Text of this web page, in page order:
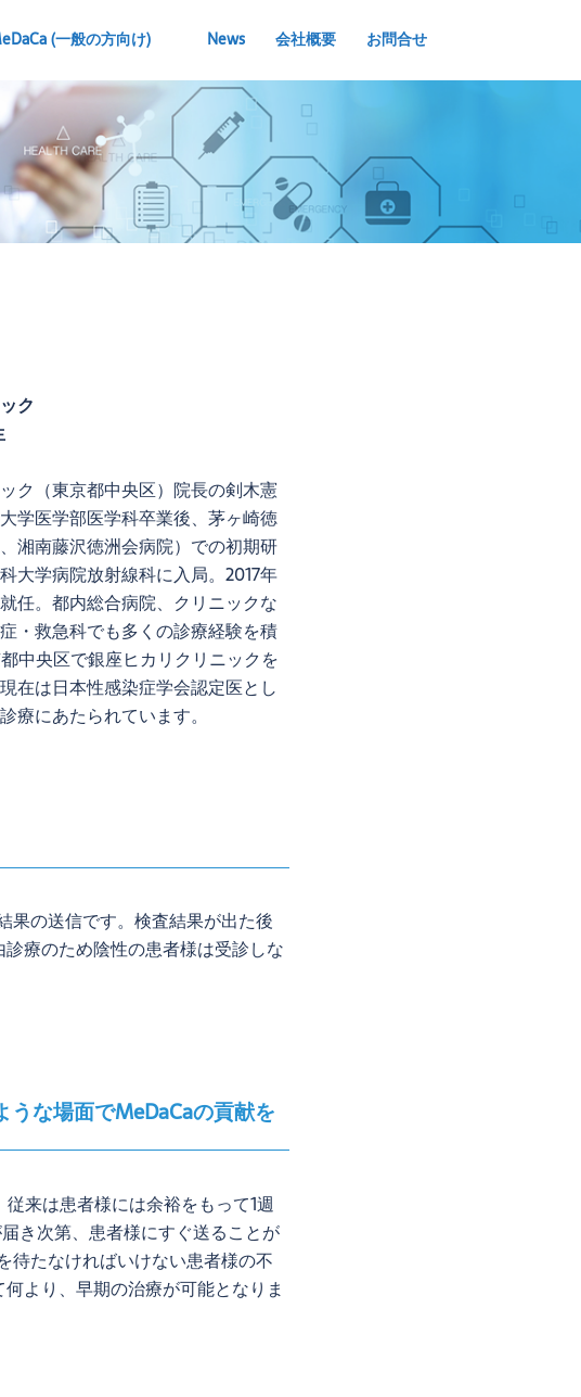
(一般の方向け) News 会社概要 お問合せ
ク
ク（東京都中央区）院長の剣木憲
学医学部医学科卒業後、茅ヶ崎徳
湘南藤沢徳洲会病院）での初期研
大学病院放射線科に入局。2017年
任。都内総合病院、クリニックな
・救急科でも多くの診療経験を積
中央区で銀座ヒカリクリニックを
在は日本性感染症学会認定医とし
療にあたられています。
果の送信です。検査結果が出た後
療のため陰性の患者様は受診しな
な場面でMeDaCaの貢献を
来は患者様には余裕をもって1週
き次第、患者様にすぐ送ることが
待たなければいけない患者様の不
より、早期の治療が可能となりま